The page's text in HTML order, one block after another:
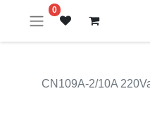
0
CN109A-2/10A